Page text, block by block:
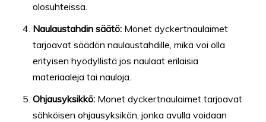
olosuhteissa.
Naulaustahdin säätö: Monet dyckertnaulaimet
tarjoavat säädön naulaustahdille, mikä voi olla
erityisen hyödyllistä jos naulaat erilaisia ​​
materiaaleja tai nauloja.
Ohjausyksikkö: Monet dyckertnaulaimet tarjoavat
sähköisen ohjausyksikön, jonka avulla voidaan